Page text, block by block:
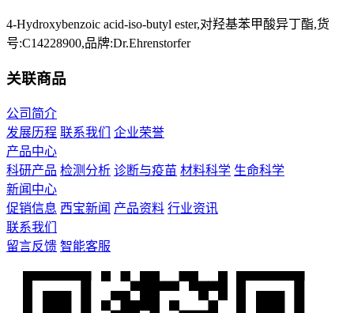
4-Hydroxybenzoic acid-iso-butyl ester,对羟基苯甲酸异丁酯,货
号:C14228900,品牌:Dr.Ehrenstorfer
关联商品
公司简介
发展历程 联系我们
企业荣誉
产品中心
科研产品 检测分析 诊断与疫苗 材料科学 生命科学
新闻中心
促销信息 西宝新闻 产品资料 行业资讯
联系我们
留言反馈 智能客服